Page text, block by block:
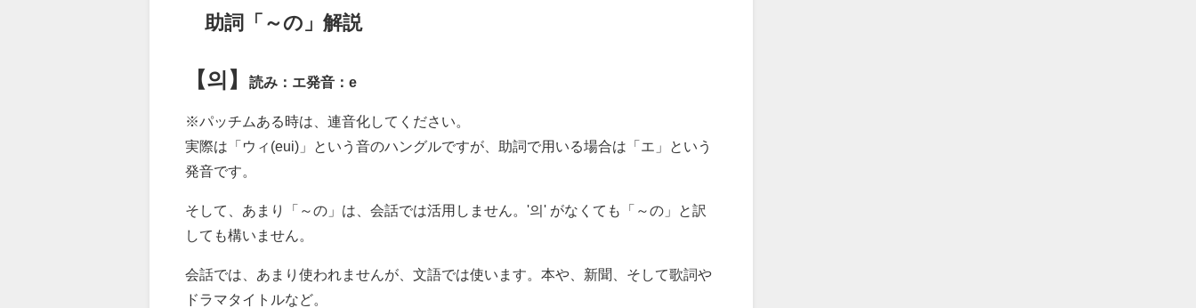
助詞「～の」解説
【의】 読み：エ発音：e
※パッチムある時は、連音化してください。
実際は「ウィ(eui)」という音のハングルですが、助詞で用いる場合は「エ」という
発音です。
そして、あまり「～の」は、会話では活用しません。'의' がなくても「～の」と訳
しても構いません。
会話では、あまり使われませんが、文語では使います。本や、新聞、そして歌詞や
ドラマタイトルなど。